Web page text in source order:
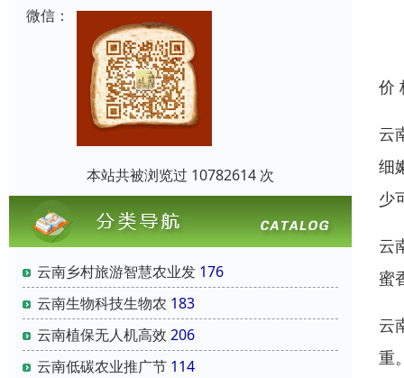
微信：
本站共被浏览过 10782614 次
云南乡村旅游智慧农业发 176
云南‌生物科技‌生物农 183
云南‌植保无人机‌高效 206
云南‌低碳农业‌推广节 114
价
云
细
少
云
蜜
云
重